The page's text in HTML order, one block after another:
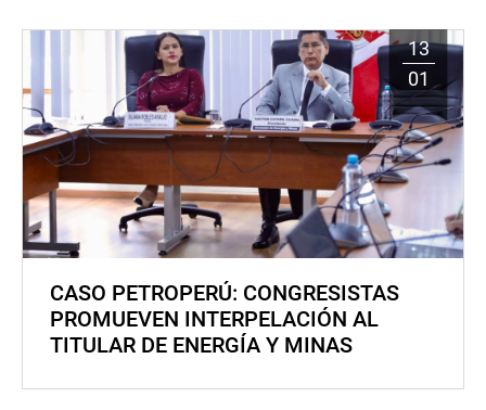
13
01
CASO PETROPERÚ: CONGRESISTAS
PROMUEVEN INTERPELACIÓN AL
TITULAR DE ENERGÍA Y MINAS